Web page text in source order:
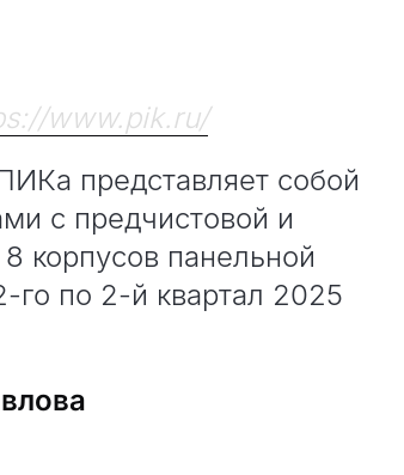
www.pik.ru/
представляет собой
с предчистовой и
корпусов панельной
го по 2-й квартал 2025